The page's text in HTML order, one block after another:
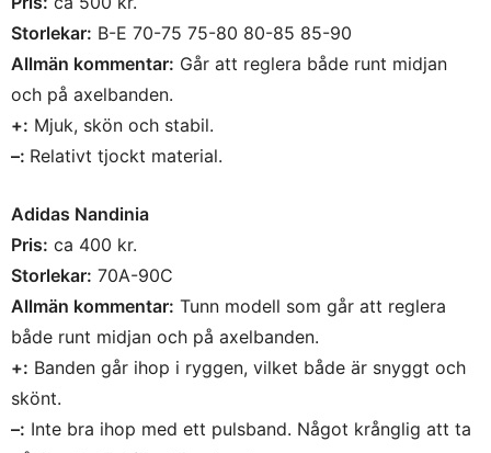
Storlekar: B-E 70-75 75-80 80-85 85-90
Allmän kommentar: Går att reglera både runt midjan
och på axelbanden.
+: Mjuk, skön och stabil.
–: Relativt tjockt material.
Adidas Nandinia
Pris: ca 400 kr.
Storlekar: 70A-90C
Allmän kommentar: Tunn modell som går att reglera
både runt midjan och på axelbanden.
+: Banden går ihop i ryggen, vilket både är snyggt och
skönt.
–: Inte bra ihop med ett pulsband. Något krånglig att ta